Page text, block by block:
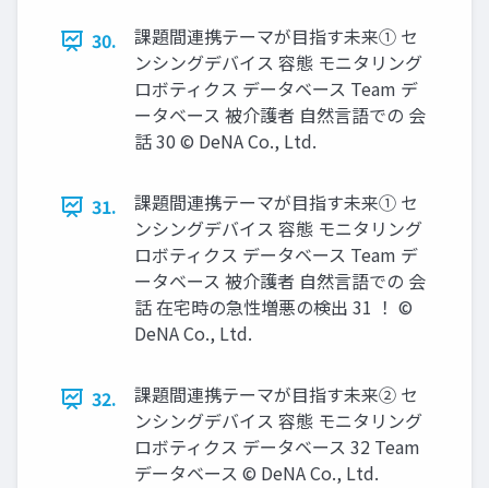
30.
課題間連携テーマが⽬指す未来① セ
ンシングデバイス 容態 モニタリング
ロボティクス データベース Team デ
ータベース 被介護者 自然言語での 会
話 30 © DeNA Co., Ltd.
31.
課題間連携テーマが⽬指す未来① セ
ンシングデバイス 容態 モニタリング
ロボティクス データベース Team デ
ータベース 被介護者 自然言語での 会
話 在宅時の急性増悪の検出 31 ！ ©
DeNA Co., Ltd.
32.
課題間連携テーマが⽬指す未来② セ
ンシングデバイス 容態 モニタリング
ロボティクス データベース 32 Team
データベース © DeNA Co., Ltd.